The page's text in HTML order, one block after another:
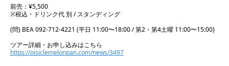
前売：¥5,500
※税込・ドリンク代 別 / スタンディング
(問) BEA 092-712-4221 (平日 11:00〜18:00 / 第2・第4土曜 11:00〜15:00)
ツアー詳細・お申し込みはこちら
https://oisiclemelonpan.com/news/3497